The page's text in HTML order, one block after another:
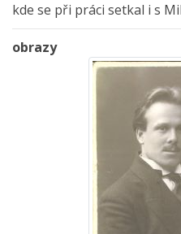
kde se při práci setkal i s
obrazy